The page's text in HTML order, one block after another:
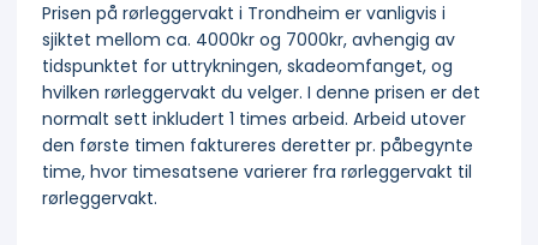
Prisen på rørleggervakt i Trondheim er vanligvis i
sjiktet mellom ca. 4000kr og 7000kr, avhengig av
tidspunktet for uttrykningen, skadeomfanget, og
hvilken rørleggervakt du velger. I denne prisen er det
normalt sett inkludert 1 times arbeid. Arbeid utover
den første timen faktureres deretter pr. påbegynte
time, hvor timesatsene varierer fra rørleggervakt til
rørleggervakt.